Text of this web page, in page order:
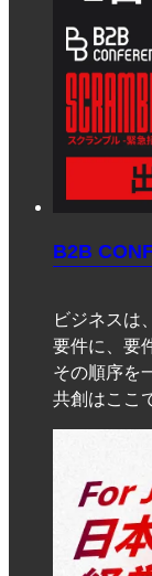
B2B
ビジネスは
要件に、要
その順序を
共創はここ